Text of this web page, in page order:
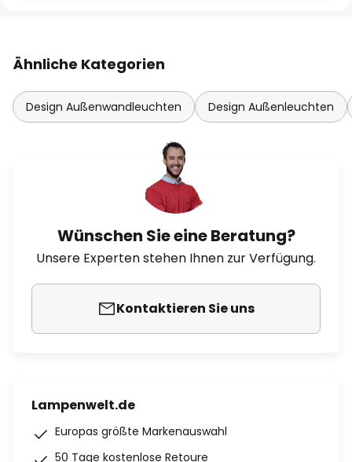
Ähnliche Kategorien
Design Außenwandleuchten Design Außenleuchten
Wünschen Sie eine Beratung?
Unsere Experten stehen Ihnen zur Verfügung.
Kontaktieren Sie uns
Lampenwelt.de
Europas größte Markenauswahl
50 Tage kostenlose Retoure